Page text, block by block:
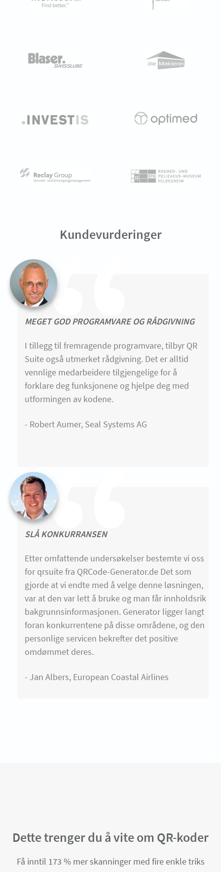
Kundevurderinger
MEGET GOD PROGRAMVARE OG RÅDGIVNING
I tillegg til fremragende programvare, tilbyr QR
Suite også utmerket rådgivning. Det er alltid
vennlige medarbeidere tilgjengelige for å
forklare deg funksjonene og hjelpe deg med
utformingen av kodene.
- Robert Aumer, Seal Systems AG
SLÅ KONKURRANSEN
Etter omfattende undersøkelser bestemte vi oss
for qrsuite fra QRCode-Generator.de Det som
gjorde at vi endte med å velge denne løsningen,
var at den var lett å bruke og man får innholdsrik
bakgrunnsinformasjonen. Generator ligger langt
foran konkurrentene på disse områdene, og den
personlige servicen bekrefter det positive
omdømmet deres.
- Jan Albers, European Coastal Airlines
Dette trenger du å vite om QR-koder
Få inntil 173 % mer skanninger med fire enkle triks